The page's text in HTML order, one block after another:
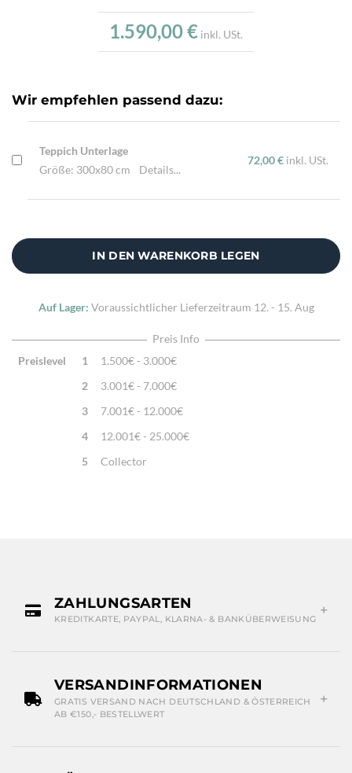
Baumwolle
Halbantik
Highlights:
Natürliche Schafwolle, Traditionell von Hand
gewebt, Edle Handstickerei
1.590,00 € inkl. USt.
Wir empfehlen passend dazu:
Teppich Unterlage
Größe: 300x80 cm
Details...
72,00 € inkl. USt.
IN DEN WARENKORB LEGEN
Auf Lager: Voraussichtlicher Lieferzeitraum 12. - 15. Aug
Preis Info
Preislevel
1
1.500€ - 3.000€
2
3.001€ - 7.000€
3
7.001€ - 12.000€
4
12.001€ - 25.000€
5
Collector
ZAHLUNGSARTEN
KREDITKARTE, PAYPAL, KLARNA- & BANKÜBERWEISUNG
VERSANDINFORMATIONEN
GRATIS VERSAND NACH DEUTSCHLAND & ÖSTERREICH
AB €150,- BESTELLWERT